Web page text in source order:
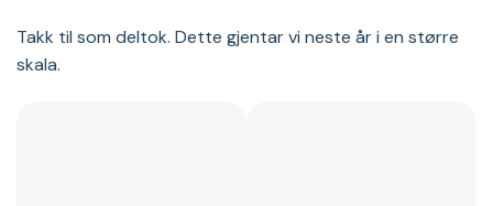
Takk til som deltok. Dette gjentar vi neste år i en større
skala.